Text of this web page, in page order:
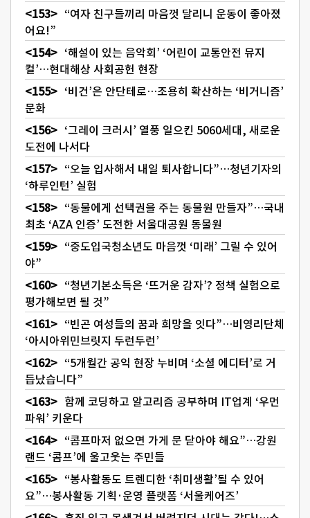
“여자 친구들끼리 마음껏 달리니 운동이 좋아졌
어요!”
‘해설이 있는 음악회’ ‘어린이 교통안전 뮤지
컬’…현대해상 사회공헌 현장
‘비건’은 안단테로…조용히 확산하는 ‘비거니즘’
문화
‘그레이 크러시’ 열풍 일으킨 5060세대, 새로운
도전에 나서다
“오늘 입사해서 내일 퇴사합니다”…청년기자의
‘하루인턴’ 실험
“동물에게 선택권을 주는 동물원 만들자”…국내
최초 ‘AZA 인증’ 도전한 서울대공원 동물원
“중도입국청소년도 마음껏 ‘미래’ 그릴 수 있어
야”
“청년기본소득은 ‘뜨거운 감자’? 정책 실험으로
평가해보면 될 것”
“빈곤 여성들의 꿈과 희망을 잇다”…비영리단체
‘아시아위민브릿지 두런두런’
“5개월간 공익 현장 누비며 ‘소셜 에디터’로 거
듭났습니다”
함께 코딩하고 알고리즘 공부하며 IT업계 ‘우먼
파워’ 키운다
“콤프마저 없으면 가게 문 닫아야 해요”…강원
랜드 ‘콤프’에 울고웃는 주민들
“봉사활동도 트렌디한 ‘취미생활’될 수 있어
요”…봉사활동 기획·운영 플랫폼 ‘서울케어즈’